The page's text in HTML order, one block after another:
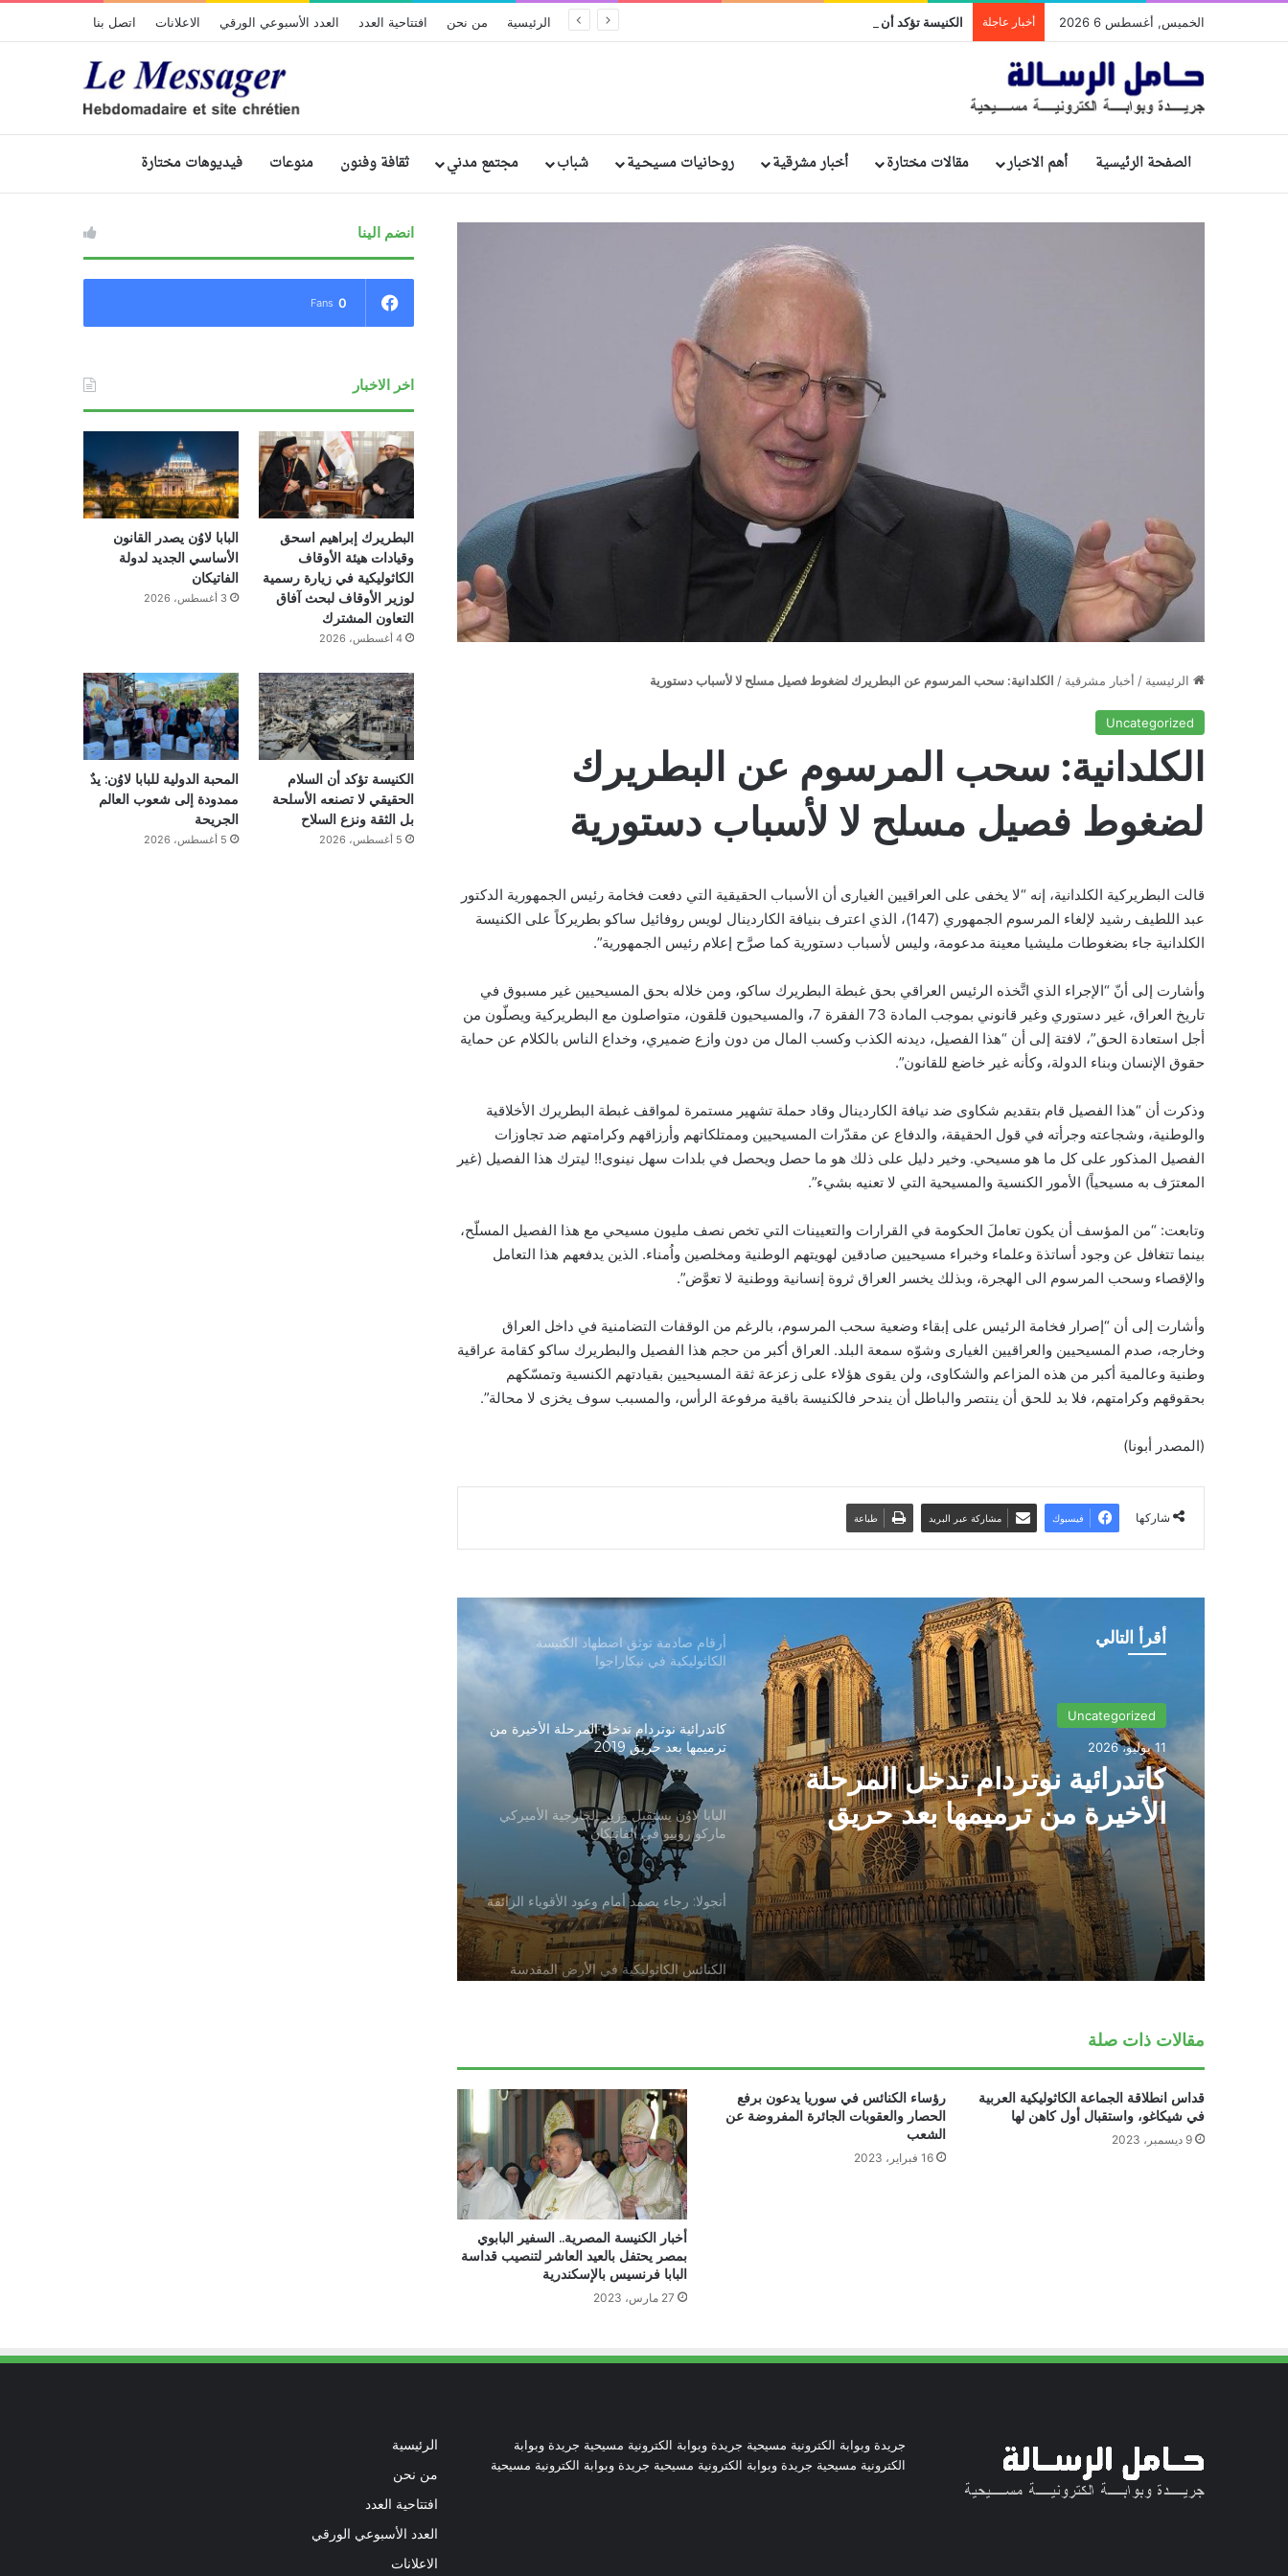
الخميس, أغسطس 6 2026 أخبار عاجلة الرئيسية من نحن افتتاحية العدد العدد الأسبوعي الورقي الاعلانات اتصل بنا
الصفحة الرئيسية أهم الاخبار مقالات مختارة أخبار مشرقية روحانيات مسيحـية شباب مجتمع مدني ثقافة وفنون منوعات فيديوهات مختارة
الرئيسية / أخبار مشرقية / الكلدانية: سحب المرسوم عن البطريرك لضغوط فصيل مسلح لا لأسباب دستورية
Uncategorized
الكلدانية: سحب المرسوم عن البطريرك
لضغوط فصيل مسلح لا لأسباب دستورية
قالت البطريركية الكلدانية، إنه “لا يخفى على العراقيين الغيارى أن الأسباب الحقيقية التي دفعت فخامة رئيس الجمهورية الدكتور
عبد اللطيف رشيد لإلغاء المرسوم الجمهوري (147)، الذي اعترف بنيافة الكاردينال لويس روفائيل ساكو بطريركاً على الكنيسة
الكلدانية جاء بضغوطات مليشيا معينة مدعومة، وليس لأسباب دستورية كما صرَّح إعلام رئيس الجمهورية”.
وأشارت إلى أنّ “الإجراء الذي اتَّخذه الرئيس العراقي بحق غبطة البطريرك ساكو، ومن خلاله بحق المسيحيين غير مسبوق في
تاريخ العراق، غير دستوري وغير قانوني بموجب المادة 73 الفقرة 7، والمسيحيون قلقون، متواصلون مع البطريركية ويصلّون من
أجل استعادة الحق”، لافتة إلى أن “هذا الفصيل، ديدنه الكذب وكسب المال من دون وازع ضميري، وخداع الناس بالكلام عن حماية
حقوق الإنسان وبناء الدولة، وكأنه غير خاضع للقانون”.
وذكرت أن “هذا الفصيل قام بتقديم شكاوى ضد نيافة الكاردينال وقاد حملة تشهير مستمرة لمواقف غبطة البطريرك الأخلاقية
والوطنية، وشجاعته وجرأته في قول الحقيقة، والدفاع عن مقدّرات المسيحيين وممتلكاتهم وأرزاقهم وكرامتهم ضد تجاوزات
الفصيل المذكور على كل ما هو مسيحي. وخير دليل على ذلك هو ما حصل ويحصل في بلدات سهل نينوى!! ليترك هذا الفصيل (غير
المعترَف به مسيحياً) الأمور الكنسية والمسيحية التي لا تعنيه بشيء”.
وتابعت: “من المؤسف أن يكون تعاملَ الحكومة في القرارات والتعيينات التي تخص نصف مليون مسيحي مع هذا الفصيل المسلّح،
بينما تتغافل عن وجود أساتذة وعلماء وخبراء مسيحيين صادقين لهويتهم الوطنية ومخلصين واُمناء. الذين يدفعهم هذا التعامل
والإقصاء وسحب المرسوم الى الهجرة، وبذلك يخسر العراق ثروة إنسانية ووطنية لا تعوَّض”.
وأشارت إلى أن “إصرار فخامة الرئيس على إبقاء وضعية سحب المرسوم، بالرغم من الوقفات التضامنية في داخل العراق
وخارجه، صدم المسيحيين والعراقيين الغيارى وشوّه سمعة البلد. العراق أكبر من حجم هذا الفصيل والبطريرك ساكو كقامة عراقية
وطنية وعالمية أكبر من هذه المزاعم والشكاوى، ولن يقوى هؤلاء على زعزعة ثقة المسيحيين بقيادتهم الكنسية وتمسّكهم
بحقوقهم وكرامتهم، فلا بد للحق أن ينتصر والباطل أن يندحر فالكنيسة باقية مرفوعة الرأس، والمسبب سوف يخزى لا محالة”.
(المصدر أبونا)
شاركها فيسبوك مشاركة عبر البريد طباعة
أقرأ التالي
Uncategorized
11 يوليو، 2026
كاتدرائية نوتردام تدخل المرحلة
الأخيرة من ترميمها بعد حريق
2019
الصراع في الشرق الأوسط
دعوة مشتركة لتجديد الإيمان وترسيخ السلام
والحوار.. رسالة دائرة الحوار بين الأديان
الأرض المقدسة وساعدوا في تعزيز الحوار
أرقام صادمة توثق اضطهاد الكنيسة
الكاثوليكية في نيكاراجوا
كاتدرائية نوتردام تدخل المرحلة الأخيرة من
ترميمها بعد حريق 2019
البابا لاوُن يستقبل وزير الخارجية الأميركي
ماركو روبيو في الفاتيكان
أنجولا: رجاء يصمد أمام وعود الأقوياء الزائفة
الكنائس الكاثوليكية في الأرض المقدسة
الصراع في الشرق الأوسط
الكاردينال بيتسابالا: الكنيسة لن تتخلى أبدًا
عن المحتاجين في غزة
دعوة مشتركة لتجديد الإيمان وترسيخ السلام
والحوار.. رسالة دائرة الحوار بين الأديان
بمناسبة رمضان وعيد الفطر
مقالات ذات صلة
قداس انطلاقة الجماعة الكاثوليكية العربية
في شيكاغو، واستقبال أول كاهن لها
9 ديسمبر، 2023
رؤساء الكنائس في سوريا يدعون برفع
الحصار والعقوبات الجائرة المفروضة عن
الشعب
16 فبراير، 2023
أخبار الكنيسة المصرية.. السفير البابوي
بمصر يحتفل بالعيد العاشر لتنصيب قداسة
البابا فرنسيس بالإسكندرية
27 مارس، 2023
انضم الينا
0
Fans
اخر الاخبار
البطريرك إبراهيم اسحق
وقيادات هيئة الأوقاف
الكاثوليكية في زيارة رسمية
لوزير الأوقاف لبحث آفاق
التعاون المشترك
4 أغسطس، 2026
البابا لاوُن يصدر القانون
الأساسي الجديد لدولة
الفاتيكان
3 أغسطس، 2026
الكنيسة تؤكد أن السلام
الحقيقي لا تصنعه الأسلحة
بل الثقة ونزع السلاح
5 أغسطس، 2026
المحبة الدولية للبابا لاوُن: يدٌ
ممدودة إلى شعوب العالم
الجريحة
5 أغسطس، 2026
جريدة وبوابة الكترونية مسيحية جريدة وبوابة الكترونية مسيحية جريدة وبوابة
الكترونية مسيحية جريدة وبوابة الكترونية مسيحية جريدة وبوابة الكترونية مسيحية
الرئيسية
من نحن
افتتاحية العدد
العدد الأسبوعي الورقي
الاعلانات